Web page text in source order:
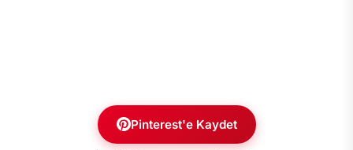
Pinterest'e Kaydet